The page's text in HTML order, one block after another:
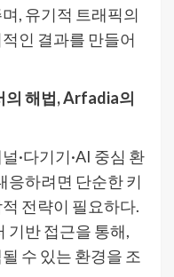
, 유기적 트래픽의
인 결과를 만들어
의 해법, Arfadia의
·다기기·AI 중심 환
응하려면 단순한 키
전략이 필요하다.
기반 접근을 통해,
수 있는 환경을 조